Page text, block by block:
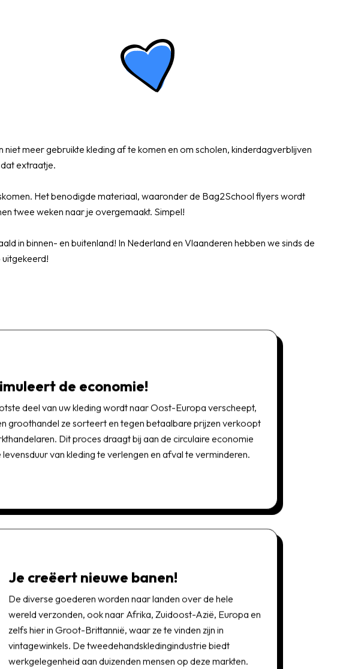
meer gebruikte kleding af te komen en om scholen, kinderdagverblijven
extraatje.
Het benodigde materiaal, waaronder de Bag2School flyers wordt
twee weken naar je overgemaakt. Simpel!
in binnen- en buitenland! In Nederland en Vlaanderen hebben we sinds de
de economie!
deel van uw kleding wordt naar Oost-Europa verscheept,
groothandel ze sorteert en tegen betaalbare prijzen verkoopt
Dit proces draagt ​​bij aan de circulaire economie
van kleding te verlengen en afval te verminderen.
Je creëert nieuwe banen!
De diverse goederen worden naar landen over de hele
wereld verzonden, ook naar Afrika, Zuidoost-Azië, Europa en
zelfs hier in Groot-Brittannië, waar ze te vinden zijn in
vintagewinkels. De tweedehandskledingindustrie biedt
werkgelegenheid aan duizenden mensen op deze markten.